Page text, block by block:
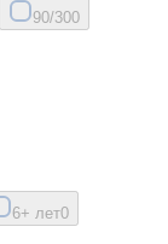
90/300
6+ лет0